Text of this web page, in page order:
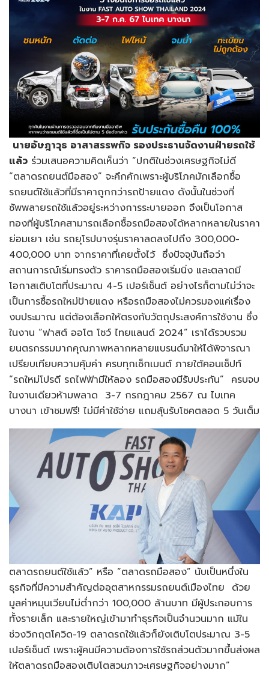
นายอัษฎาวุธ อาสาสรรพกิจ รองประธานจัดงานฝ่ายรถใช้
แล้ว ร่วมเสนอความคิดเห็นว่า “ปกติในช่วงเศรษฐกิจไม่ดี
“ตลาดรถยนต์มือสอง” จะคึกคักเพราะผู้บริโภคมักเลือกซื้อ
รถยนต์ใช้แล้วที่มีราคาถูกกว่ารถป้ายแดง ดังนั้นในช่วงที่
ซัพพลายรถใช้แล้วอยู่ระหว่างการระบายออก จึงเป็นโอกาส
ทองที่ผู้บริโภคสามารถเลือกซื้อรถมือสองได้หลากหลายในราคา
ย่อมเยา เช่น รถยุโรปบางรุ่นราคาลดลงไปถึง 300,000-
400,000 บาท จากราคาที่เคยตั้งไว้ ซึ่งปัจจุบันถือว่า
สถานการณ์เริ่มทรงตัว ราคารถมือสองเริ่มนิ่ง และตลาดมี
โอกาสเติบโตที่ประมาณ 4-5 เปอร์เซ็นต์ อย่างไรก็ตามไม่ว่าจะ
เป็นการซื้อรถใหม่ป้ายแดง หรือรถมือสองไม่ควรมองแค่เรื่อง
งบประมาณ แต่ต้องเลือกให้ตรงกับวัตถุประสงค์การใช้งาน ซึ่ง
ในงาน “ฟาสต์ ออโต โชว์ ไทยแลนด์ 2024” เราได้รวบรวม
ยนตรกรรมมากคุณภาพหลากหลายแบรนด์มาให้ได้พิจารณา
เปรียบเทียบความคุ้มค่า ครบทุกเซ็กเมนต์ ภายใต้คอนเซ็ปท์
“รถใหม่โปรดี รถไฟฟ้ามีให้ลอง รถมือสองมีรับประกัน” ครบจบ
ในงานเดียวห้ามพลาด 3-7 กรกฎาคม 2567 ณ ไบเทค
บางนา เข้าชมฟรี! ไม่มีค่าใช้จ่าย แถมลุ้นรับโชคตลอด 5 วันเต็ม
ตลาดรถยนต์ใช้แล้ว” หรือ “ตลาดรถมือสอง” นับเป็นหนึ่งใน
ธุรกิจที่มีความสำคัญต่ออุตสาหกรรมรถยนต์เมืองไทย ด้วย
มูลค่าหมุนเวียนไม่ต่ำกว่า 100,000 ล้านบาท มีผู้ประกอบการ
ทั้งรายเล็ก และรายใหญ่เข้ามาทำธุรกิจเป็นจำนวนมาก แม้ใน
ช่วงวิกฤตโควิด-19 ตลาดรถใช้แล้วก็ยังเติบโตประมาณ 3-5
เปอร์เซ็นต์ เพราะผู้คนมีความต้องการใช้รถส่วนตัวมากขึ้นส่งผล
ให้ตลาดรถมือสองเติบโตสวนภาวะเศรษฐกิจอย่างมาก”